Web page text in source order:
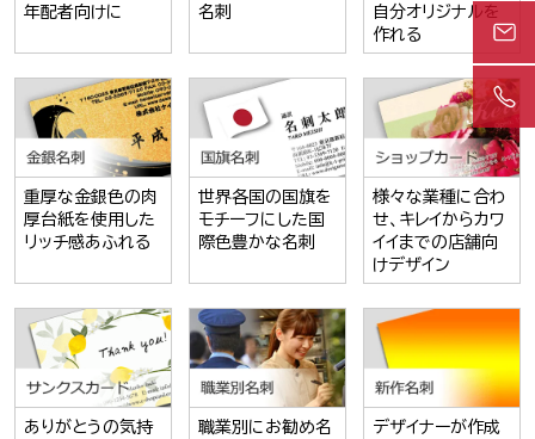
年配者向けに
名刺
自分オリジナルを
作れる
重厚な金銀色の肉
厚台紙を使用した
リッチ感あふれる
世界各国の国旗を
モチーフにした国
際色豊かな名刺
様々な業種に合わ
せ、キレイからカワ
イイまでの店舗向
けデザイン
ありがとうの気持
職業別にお勧め名
デザイナーが作成